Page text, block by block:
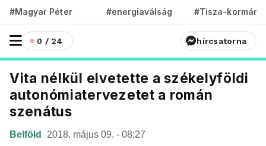
#Magyar Péter #energiaválság #Tisza-kormány
0 / 24 hírcsatorna
Vita nélkül elvetette a székelyföldi
autonómiatervezetet a román
szenátus
Belföld 2018. május 09. - 08:27